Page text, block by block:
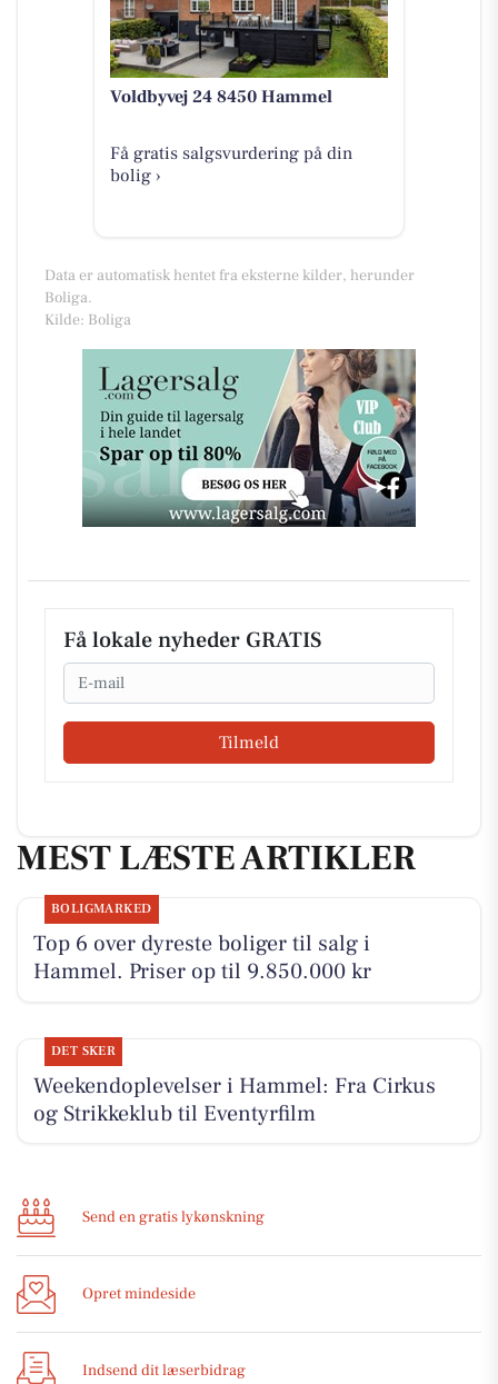
Voldbyvej 24 8450 Hammel
Få gratis salgsvurdering på din
bolig ›
Data er automatisk hentet fra eksterne kilder, herunder
Boliga.
Kilde: Boliga
Få lokale nyheder GRATIS
Email
Tilmeld
MEST LÆSTE ARTIKLER
BOLIGMARKED
Top 6 over dyreste boliger til salg i
Hammel. Priser op til 9.850.000 kr
DET SKER
Weekendoplevelser i Hammel: Fra Cirkus
og Strikkeklub til Eventyrfilm
Send en gratis lykønskning
Opret mindeside
Indsend dit læserbidrag